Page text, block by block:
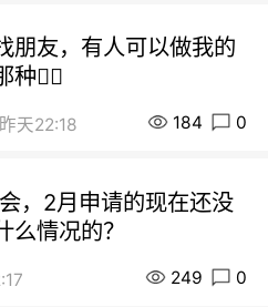
朋友，有人可以做我的
😮‍💨
昨天22:18 184 0
，2月申请的现在还没
情况的？
249 0